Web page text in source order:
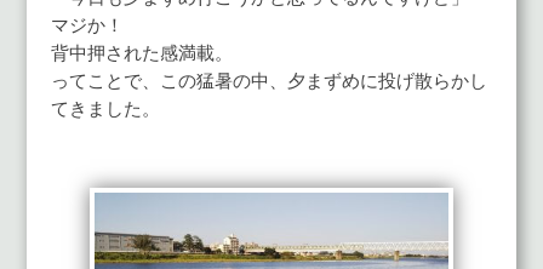
マジか！
背中押された感満載。
ってことで、この猛暑の中、夕まずめに投げ散らかし
てきました。